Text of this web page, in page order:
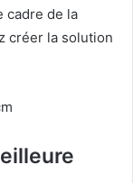
cadre de la
créer la solution